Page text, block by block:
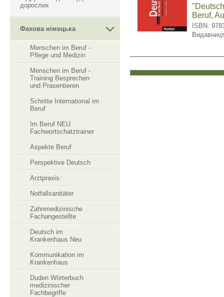
дорослих
Фахова німецька
Menschen im Beruf -
Pflege und Medizin
Menschen im Beruf -
Training Besprechen
und Prasentieren
Schritte International im
Beruf
Im Beruf NEU
Fachwortschatztrainer
Aspekte Beruf
Perspektive Deutsch
Arztpraxis:
Notfallsanitäter
Zahnmedizinische
Fachangestellte
Deutsch im
Krankenhaus Neu
Kommunikation im
Krankenhaus
Duden Wörterbuch
medizinischer
Fachbegriffe
Beruf,
ISBN: